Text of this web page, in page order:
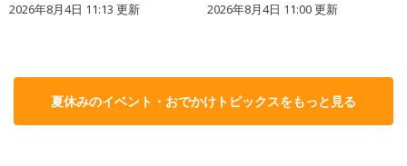
2026年8月4日 11:13 更新 2026年8月4日 11:00更新
夏休みのイベント・おでかけトピックスをもっと見る